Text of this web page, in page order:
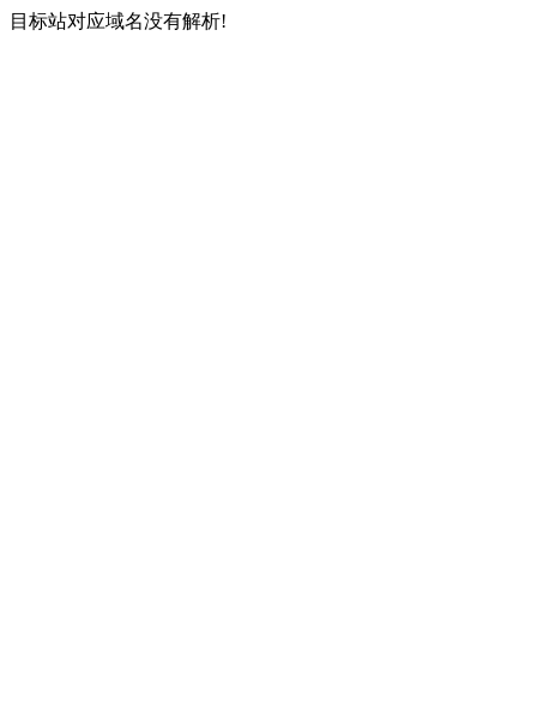
目标站对应域名没有解析!